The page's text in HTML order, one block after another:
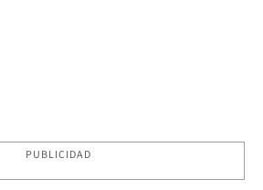
PUBLICIDAD